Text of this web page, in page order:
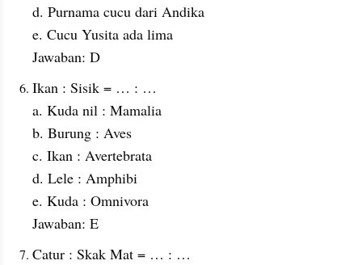
d. Purnama cucu dari Andika
e. Cucu Yusita ada lima
Jawaban: D
Ikan : Sisik = … : …
a. Kuda nil : Mamalia
b. Burung : Aves
c. Ikan : Avertebrata
d. Lele : Amphibi
e. Kuda : Omnivora
Jawaban: E
Catur : Skak Mat = … : …